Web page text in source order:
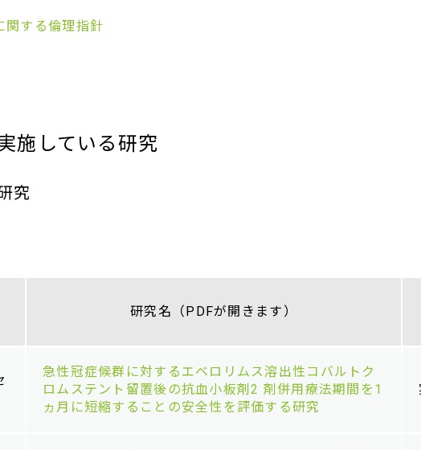
関する倫理指針
施している研究
究
研究名（PDFが開きます）
急性冠症候群に対するエベロリムス溶出性コバルトク
ロムステント留置後の抗血小板剤2 剤併用療法期間を1
ヵ月に短縮することの安全性を評価する研究
（
開につ
診療に関わる臨床倫理申請
について（附属病院）（学
内専用）
人を
医学